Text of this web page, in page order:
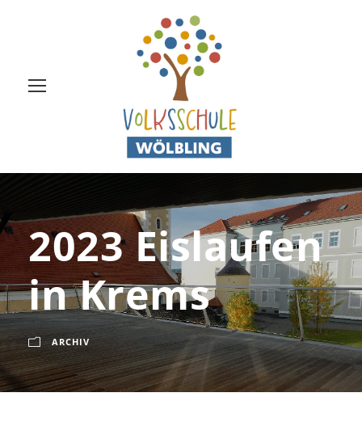
2023 Eislaufen
in Krems
ARCHIV